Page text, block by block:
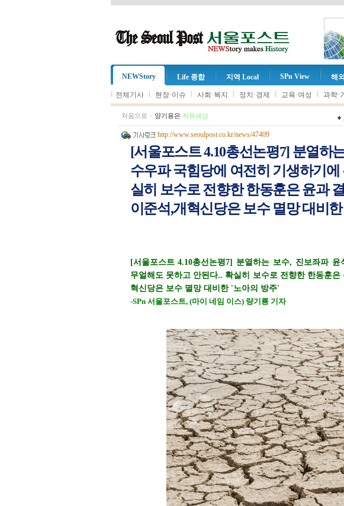
NEWStory Life 종합 지역 Local SPn View 해
l 전체기사 l 현장·이슈 l 사회·복지 l 정치·경제 l 교육·여성 l 과학·
처음으로 > 양기용은 자유세상
http://www.seoulpost.co.kr/news/47409
[서울포스트 4.10총선논평7] 분열하
수우파 국힘당에 여전히 기생하기
실히 보수로 전향한 한동훈은 윤과
이준석,개혁신당은 보수 멸망 대비
[서울포스트 4.10총선논평7] 분열하는 보수, 진보좌파
무얼해도 못하고 안된다.. 확실히 보수로 전향한 한동훈
혁신당은 보수 멸망 대비한 '노아의 방주'
-SPn 서울포스트, (마이 네임 이스) 량기룡 기자